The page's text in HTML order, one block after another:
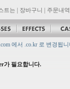
트는 장바구니 주문내
에서 .co.kr 로 변경됩
!! 그레치기타, 잭슨기타
가 필요합니다.